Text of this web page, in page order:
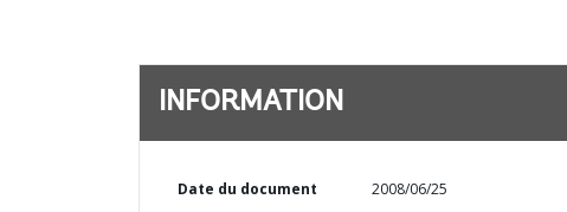
INFORMATION
Date du document 2008/06/25